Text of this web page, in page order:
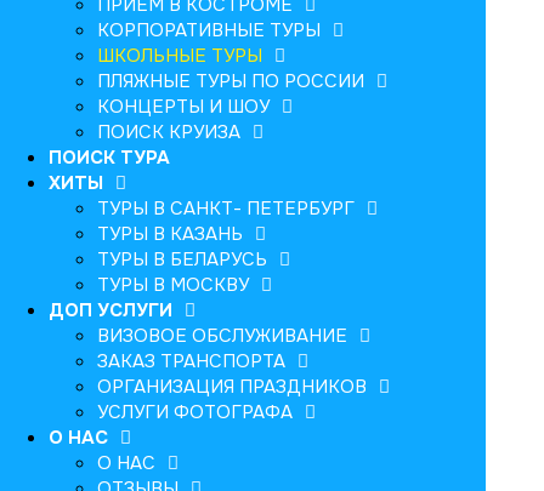
КОРПОРАТИВНЫЕ ТУРЫ
ШКОЛЬНЫЕ ТУРЫ
ПЛЯЖНЫЕ ТУРЫ ПО РОССИИ
КОНЦЕРТЫ И ШОУ
ПОИСК КРУИЗА
ПОИСК ТУРА
ХИТЫ
ТУРЫ В САНКТ- ПЕТЕРБУРГ
ТУРЫ В КАЗАНЬ
ТУРЫ В БЕЛАРУСЬ
ТУРЫ В МОСКВУ
ДОП УСЛУГИ
ВИЗОВОЕ ОБСЛУЖИВАНИЕ
ЗАКАЗ ТРАНСПОРТА
ОРГАНИЗАЦИЯ ПРАЗДНИКОВ
УСЛУГИ ФОТОГРАФА
О НАС
О НАС